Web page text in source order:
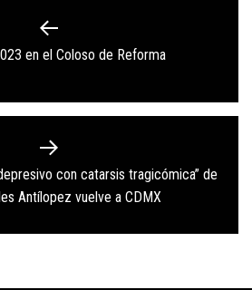
Previous
en el Coloso de Reforma
Next
post:
con catarsis tragicómica” de
Antílopez vuelve a CDMX